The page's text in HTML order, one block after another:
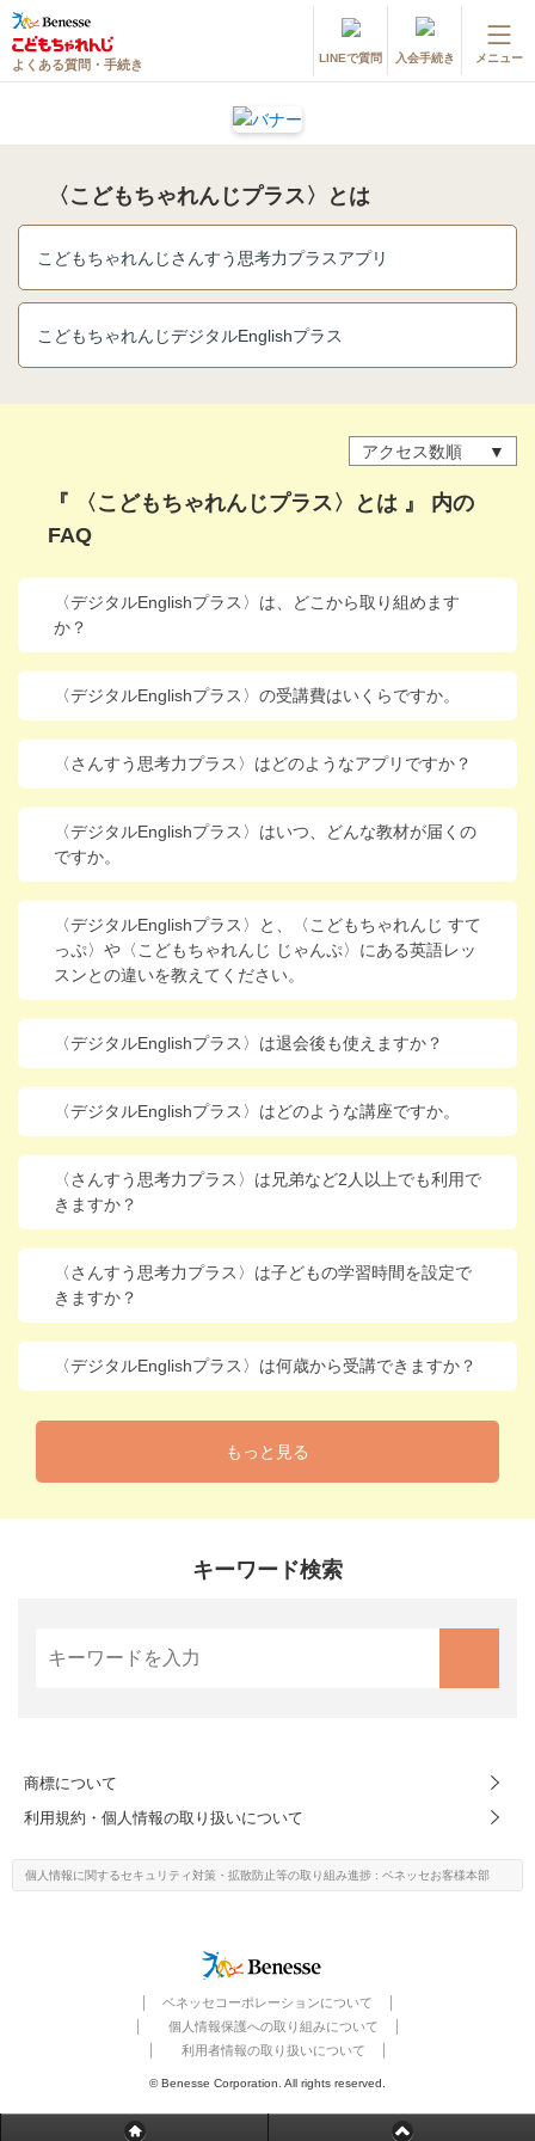
よくある質問・手続き LINEで質問 入会手続き メニュー
会員ページへログイン
よくある質問・お問い合わせ
お問い合わせ窓口
進研ゼミ 中学講座
進研ゼミ 高校講座
こどもちゃれんじのご紹介はこちら
会員サイトはこちら
〈こどもちゃれんじプラス〉とは
こどもちゃれんじさんすう思考力プラスアプリ
こどもちゃれんじデジタルEnglishプラス
アクセス数順
『 〈こどもちゃれんじプラス〉とは 』 内の
FAQ
〈デジタルEnglishプラス〉は、どこから取り組めます
か？
〈デジタルEnglishプラス〉の受講費はいくらですか。
〈さんすう思考力プラス〉はどのようなアプリですか？
〈デジタルEnglishプラス〉はいつ、どんな教材が届くの
ですか。
〈デジタルEnglishプラス〉と、〈こどもちゃれんじ すて
っぷ〉や〈こどもちゃれんじ じゃんぷ〉にある英語レッ
スンとの違いを教えてください。
〈デジタルEnglishプラス〉は退会後も使えますか？
〈デジタルEnglishプラス〉はどのような講座ですか。
〈さんすう思考力プラス〉は兄弟など2人以上でも利用で
きますか？
〈さんすう思考力プラス〉は子どもの学習時間を設定で
きますか？
〈デジタルEnglishプラス〉は何歳から受講できますか？
もっと見る
キーワード検索
商標について
利用規約・個人情報の取り扱いについて
個人情報に関するセキュリティ対策・ 拡散防止等の取り組み進捗 : ベネッセお客様本部
ベネッセコーポレーションについて
個人情報保護への取り組みについて
利用者情報の取り扱いについて
© Benesse Corporation. All rights reserved.